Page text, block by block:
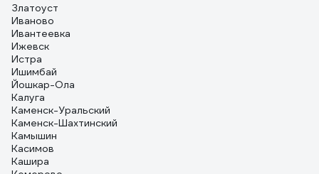
Златоуст
Иваново
Ивантеевка
Ижевск
Истра
Ишимбай
Йошкар-Ола
Калуга
Каменск-Уральский
Каменск-Шахтинский
Камышин
Касимов
Кашира